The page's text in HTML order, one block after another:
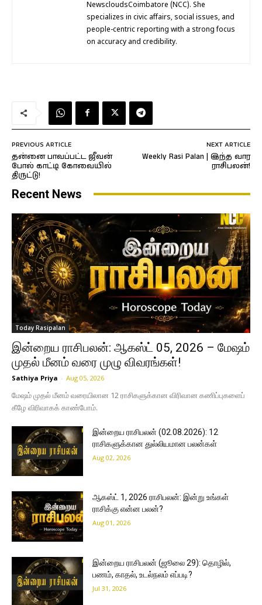
NewscloudsCoimbatore (NCC). She
specializes in civic affairs, social issues, and
people-centric reporting with a strong focus
on accuracy and credibility.
PREVIOUS ARTICLE
தன்னை பாவப்பட்ட ஜீவன்
போல் காட்டி கோவையில்
திருட்டு!
NEXT ARTICLE
Weekly Rasi Palan | இந்த வார
ராசிபலன்!
Recent News
Today Rasipalan
இன்றைய ராசிபலன்: ஆகஸ்ட் 05, 2026 – மேஷம்
முதல் மீனம் வரை முழு விவரங்கள்!
Sathiya Priya - Aug 05, 2026
மேஷம் முதல் மீனம் வரையிலான 12 ராசிகளுக்கான விரிவான கணிப்புகளைப்
கீழே விரிவாகக் காண்போம்.
இன்றைய ராசிபலன் (02.08.2026): 12
ராசிகளுக்கான துல்லியமான பலன்கள்
Aug 02, 2026
ஆகஸ்ட் 1, 2026 ராசிபலன்: இன்று உங்கள்
ராசிக்கு என்ன பலன்?
Aug 01, 2026
இன்றைய ராசிபலன் (ஜூலை 29): தொழில்,
பணம், காதல், உடல்நலம் எப்படி?
Jul 31, 2026